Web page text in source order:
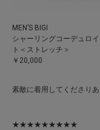
MEN’S BIGI
シャーリングコーデュロ
ト＜ストレッチ＞
￥20,000
素敵に着用してくださり
★★★★★★★★★